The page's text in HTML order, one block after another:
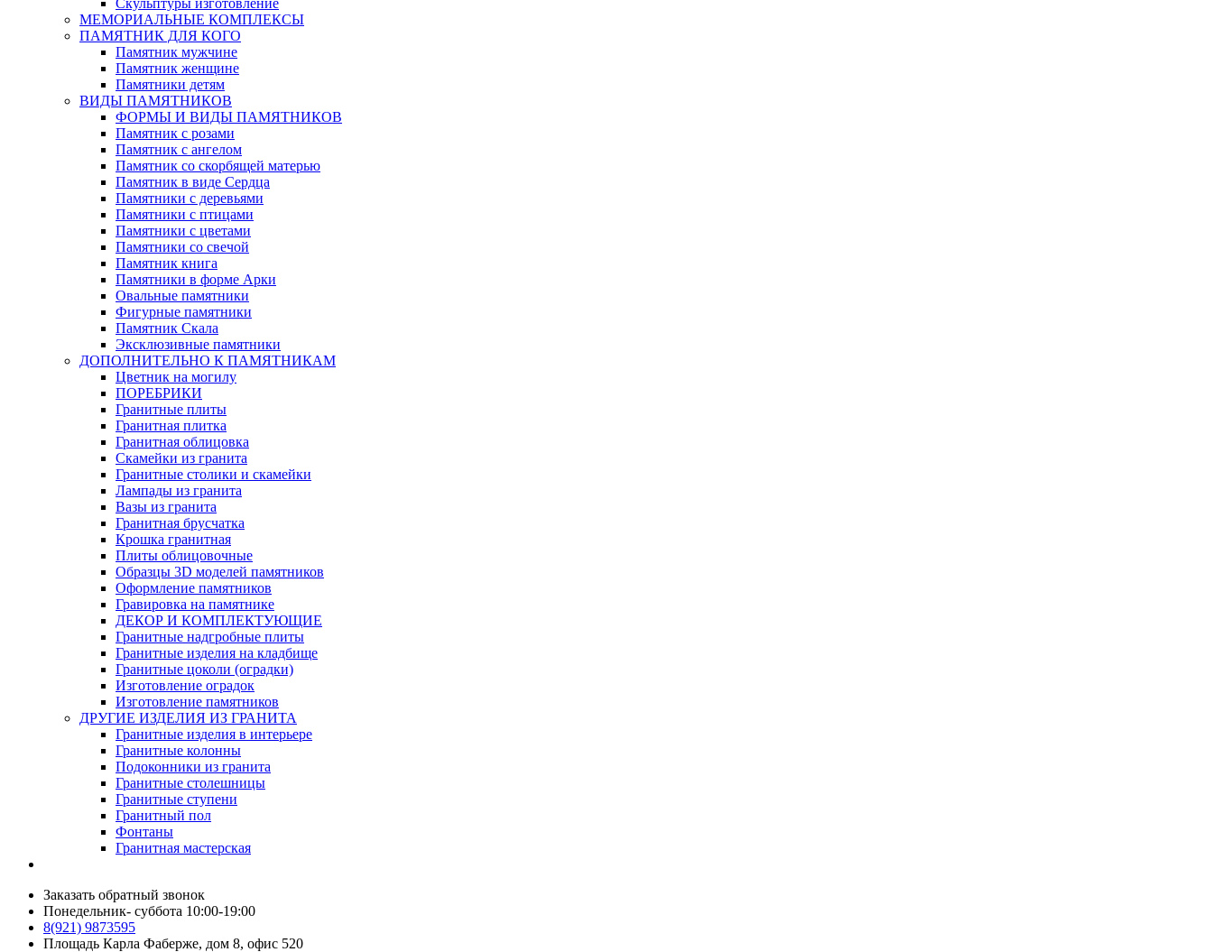
Скульптуры изготовление
МЕМОРИАЛЬНЫЕ КОМПЛЕКСЫ
ПАМЯТНИК ДЛЯ КОГО
Памятник мужчине
Памятник женщине
Памятники детям
ВИДЫ ПАМЯТНИКОВ
ФОРМЫ И ВИДЫ ПАМЯТНИКОВ
Памятник с розами
Памятник с ангелом
Памятник со скорбящей матерью
Памятник в виде Сердца
Памятники с деревьями
Памятники с птицами
Памятники с цветами
Памятники со свечой
Памятник книга
Памятники в форме Арки
Овальные памятники
Фигурные памятники
Памятник Скала
Эксклюзивные памятники
ДОПОЛНИТЕЛЬНО К ПАМЯТНИКАМ
Цветник на могилу
ПОРЕБРИКИ
Гранитные плиты
Гранитная плитка
Гранитная облицовка
Скамейки из гранита
Гранитные столики и скамейки
Лампады из гранита
Вазы из гранита
Гранитная брусчатка
Крошка гранитная
Плиты облицовочные
Образцы 3D моделей памятников
Оформление памятников
Гравировка на памятнике
ДЕКОР И КОМПЛЕКТУЮЩИЕ
Гранитные надгробные плиты
Гранитные изделия на кладбище
Гранитные цоколи (оградки)
Изготовление оградок
Изготовление памятников
ДРУГИЕ ИЗДЕЛИЯ ИЗ ГРАНИТА
Гранитные изделия в интерьере
Гранитные колонны
Подоконники из гранита
Гранитные столешницы
Гранитные ступени
Гранитный пол
Фонтаны
Гранитная мастерская
Заказать обратный звонок
Понедельник- суббота 10:00-19:00
8(921) 9873595
Площадь Карла Фаберже, дом 8, офис 520